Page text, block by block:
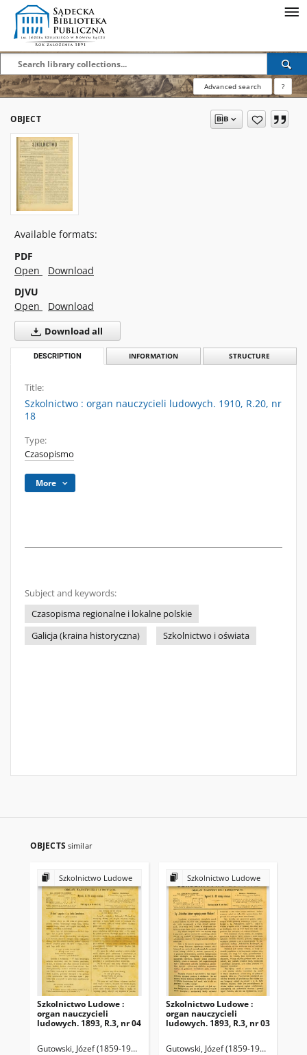
Advanced search ?
OBJECT
Available formats:
PDF
Open
Download
DJVU
Open
Download
Download all
DESCRIPTION INFORMATION STRUCTURE
Title:
Szkolnictwo : organ nauczycieli ludowych. 1910, R.20, nr
18
Type:
Czasopismo
More
Subject and keywords:
Czasopisma regionalne i lokalne polskie
Galicja (kraina historyczna)
Szkolnictwo i oświata
OBJECTS similar
Szkolnictwo Ludowe
Szkolnictwo Ludowe :
organ nauczycieli
ludowych. 1893, R.3, nr 04
Gutowski, Józef (1859-1916). Redaktor
Szkolnictwo Ludowe
Szkolnictwo Ludowe :
organ nauczycieli
ludowych. 1893, R.3, nr 03
Gutowski, Józef (1859-1916).